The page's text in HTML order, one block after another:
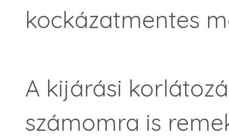
kockázatmentes
A kijárási
számomra is